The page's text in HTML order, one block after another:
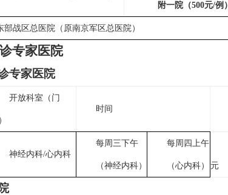
附一院（500元/例）
部战区总医院（原南京军区总医院）
专家医院
专家医院
开放科室（门
时间
神经内科/心内科
每周三下午
（神经内科）
每周四上午
（心内科） 元